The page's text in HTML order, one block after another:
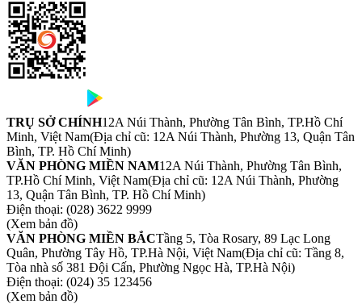
TRỤ SỞ CHÍNH12A Núi Thành, Phường Tân Bình, TP.Hồ Chí
Minh, Việt Nam(Địa chỉ cũ: 12A Núi Thành, Phường 13, Quận Tân
Bình, TP. Hồ Chí Minh)
VĂN PHÒNG MIỀN NAM12A Núi Thành, Phường Tân Bình,
TP.Hồ Chí Minh, Việt Nam(Địa chỉ cũ: 12A Núi Thành, Phường
13, Quận Tân Bình, TP. Hồ Chí Minh)
Điện thoại: (028) 3622 9999
(Xem bản đồ)
VĂN PHÒNG MIỀN BẮCTầng 5, Tòa Rosary, 89 Lạc Long
Quân, Phường Tây Hồ, TP.Hà Nội, Việt Nam(Địa chỉ cũ: Tầng 8,
Tòa nhà số 381 Đội Cấn, Phường Ngọc Hà, TP.Hà Nội)
Điện thoại: (024) 35 123456
(Xem bản đồ)